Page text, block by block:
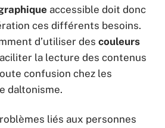
accessible doit donc
ces différents besoins.
d’utiliser des couleurs
la lecture des contenus
confusion chez les
daltonisme.
liés aux personnes